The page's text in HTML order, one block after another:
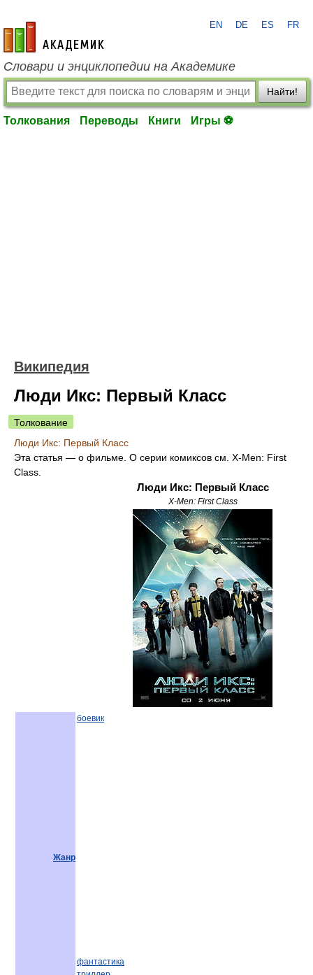
academic.ru
EN DE ES FR
Словари и энциклопедии на Академике
Найти!
Толкования Переводы Книги Игры ⚽
Википедия
Люди Икс: Первый Класс
Толкование
Люди Икс: Первый Класс
Эта статья — о фильме. О серии комиксов см. X-Men: First
Class.
Люди Икс: Первый Класс
X-Men: First Class
Жанр
боевик
фантастика